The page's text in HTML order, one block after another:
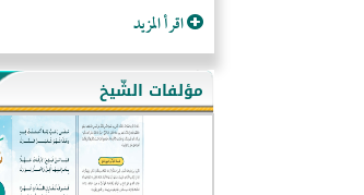
اقرأ المزيد
مؤلفات الشّيخ